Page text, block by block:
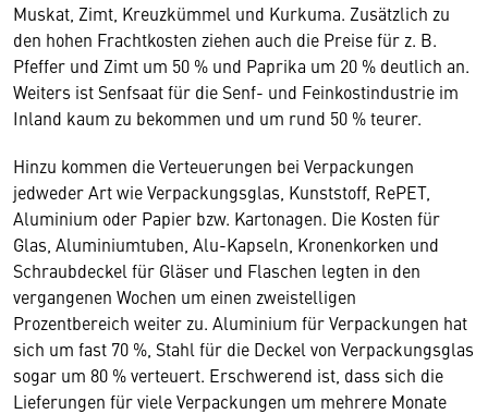
Muskat, Zimt, Kreuzkümmel und Kurkuma. Zusätzlich zu
den hohen Frachtkosten ziehen auch die Preise für z. B.
Pfeffer und Zimt um 50 % und Paprika um 20 % deutlich an.
Weiters ist Senfsaat für die Senf- und Feinkostindustrie im
Inland kaum zu bekommen und um rund 50 % teurer.
Hinzu kommen die Verteuerungen bei Verpackungen
jedweder Art wie Verpackungsglas, Kunststoff, RePET,
Aluminium oder Papier bzw. Kartonagen. Die Kosten für
Glas, Aluminiumtuben, Alu-Kapseln, Kronenkorken und
Schraubdeckel für Gläser und Flaschen legten in den
vergangenen Wochen um einen zweistelligen
Prozentbereich weiter zu. Aluminium für Verpackungen hat
sich um fast 70 %, Stahl für die Deckel von Verpackungsglas
sogar um 80 % verteuert. Erschwerend ist, dass sich die
Lieferungen für viele Verpackungen um mehrere Monate